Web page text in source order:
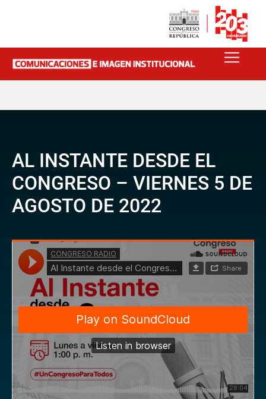
AL INSTANTE DESDE EL
CONGRESO – VIERNES 5 DE
AGOSTO DE 2022